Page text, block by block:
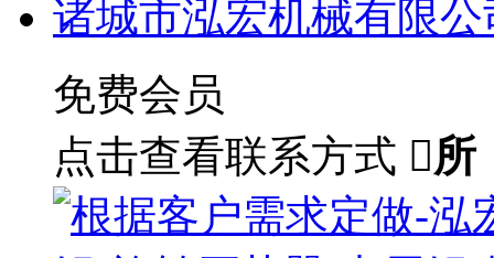
诸城市泓宏机械有限公
免费会员
点击查看联系方式 所